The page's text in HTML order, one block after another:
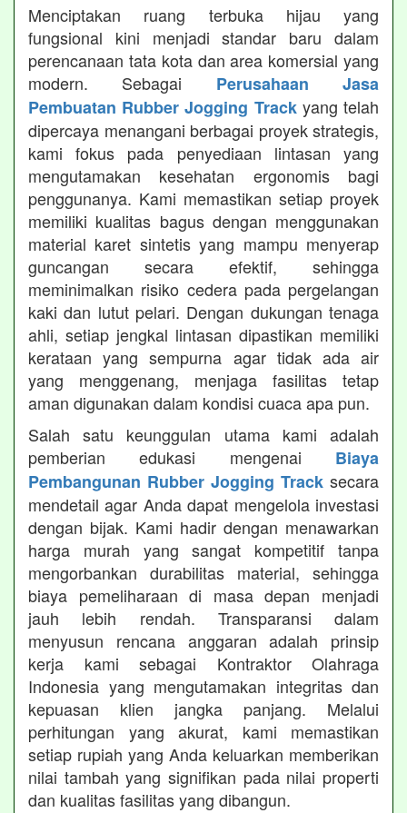
Menciptakan ruang terbuka hijau yang
fungsional kini menjadi standar baru dalam
perencanaan tata kota dan area komersial yang
modern. Sebagai Perusahaan Jasa
Pembuatan Rubber Jogging Trackyang telah
dipercaya menangani berbagai proyek strategis,
kami fokus pada penyediaan lintasan yang
mengutamakan kesehatan ergonomis bagi
penggunanya. Kami memastikan setiap proyek
memiliki kualitas bagus dengan menggunakan
material karet sintetis yang mampu menyerap
guncangan secara efektif, sehingga
meminimalkan risiko cedera pada pergelangan
kaki dan lutut pelari. Dengan dukungan tenaga
ahli, setiap jengkal lintasan dipastikan memiliki
kerataan yang sempurna agar tidak ada air
yang menggenang, menjaga fasilitas tetap
aman digunakan dalam kondisi cuaca apa pun.
Salah satu keunggulan utama kami adalah
pemberian edukasi mengenai Biaya
Pembangunan Rubber Jogging Track secara
mendetail agar Anda dapat mengelola investasi
dengan bijak. Kami hadir dengan menawarkan
harga murah yang sangat kompetitif tanpa
mengorbankan durabilitas material, sehingga
biaya pemeliharaan di masa depan menjadi
jauh lebih rendah. Transparansi dalam
menyusun rencana anggaran adalah prinsip
kerja kami sebagai Kontraktor Olahraga
Indonesia yang mengutamakan integritas dan
kepuasan klien jangka panjang. Melalui
perhitungan yang akurat, kami memastikan
setiap rupiah yang Anda keluarkan memberikan
nilai tambah yang signifikan pada nilai properti
dan kualitas fasilitas yang dibangun.